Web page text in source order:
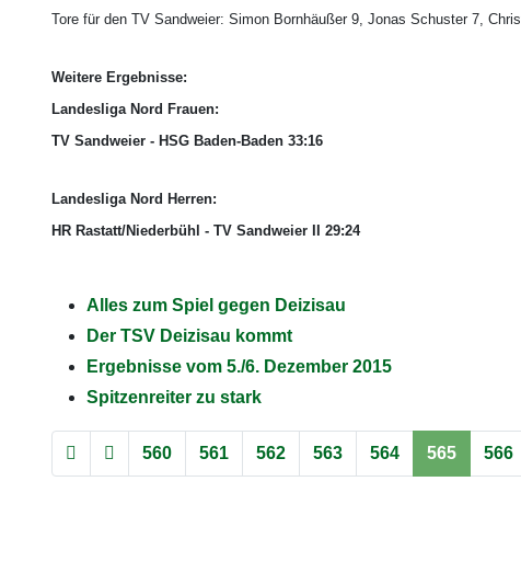
Tore für den TV Sandweier: Simon Bornhäußer 9, Jonas Schuster 7,
Weitere Ergebnisse:
Landesliga Nord Frauen:
TV Sandweier - HSG Baden-Baden 33:16
Landesliga Nord Herren:
HR Rastatt/Niederbühl - TV Sandweier II 29:24
Alles zum Spiel gegen Deizisau
Der TSV Deizisau kommt
Ergebnisse vom 5./6. Dezember 2015
Spitzenreiter zu stark
560 561 562 563 564 565 566